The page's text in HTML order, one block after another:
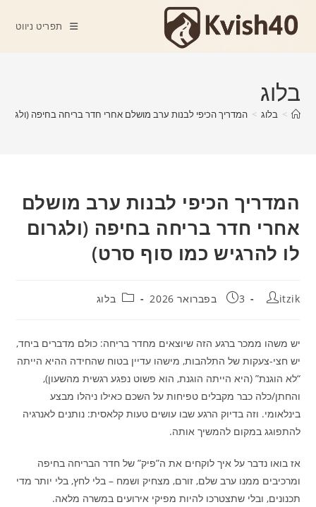
תפריט ניווט
בלוג
> בלוג > המדריך הכיפי לבנות ערב מושלם אחרי חדר בריחה בחיפה
המדריך הכיפי לבנות ערב מושלם
אחרי חדר בריחה בחיפה (ולגרום
לו להרגיש כמו סוף סרט)
מחבר:
itzik פורסם:
3 בפברואר 2026 קטגוריה:
בלוג
יש משהו ממכר ברגע הזה שיוצאים מחדר בריחה: כולם מדברים ביחד,
יש חצי-צעקות של התלהבות, מישהו עדיין בטוח שהחידה ההיא הייתה
“לא הוגנת” (היא הייתה הוגנת, הוא פשוט נפגע רגשית מהשעון),
והחתן/כלה כבר מקבלים טפיחות על השכם כאילו ניהלו מבצע
בינלאומי. וזה בדיוק הרגע שבו עושים טעות קלאסית: נותנים לאנרגיה
להתפוגג במקום להמשיך אותה.
אז בואו נדבר על איך לוקחים את ה”פיק” של חדר הבריחה בחיפה
ומרכיבים ממנו ערב שלם, זורם, מצחיק ושמח – בלי לחץ, בלי יותר מדי
תכנונים, ובלי שתצטרכו להיות מפיקי אירועים במשרה מלאה.